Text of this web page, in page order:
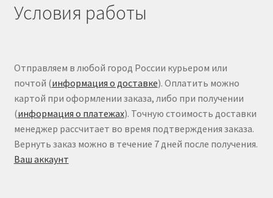
Условия работы
Отправляем в любой город России курьером или
почтой (информация о доставке). Оплатить можно
картой при оформлении заказа, либо при получении
(информация о платежах). Точную стоимость доставки
менеджер рассчитает во время подтверждения заказа.
Вернуть заказ можно в течение 7 дней после получения.
Ваш аккаунт